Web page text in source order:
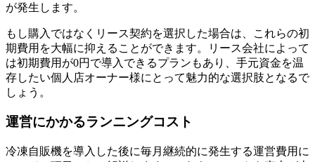
が発生します。
もし購入ではなくリース契約を選択した場合は、これらの初
期費用を大幅に抑えることができます。リース会社によって
は初期費用が0円で導入できるプランもあり、手元資金を温
存したい個人店オーナー様にとって魅力的な選択肢となるで
しょう。
運営にかかるランニングコスト
冷凍自販機を導入した後に毎月継続的に発生する運営費用に